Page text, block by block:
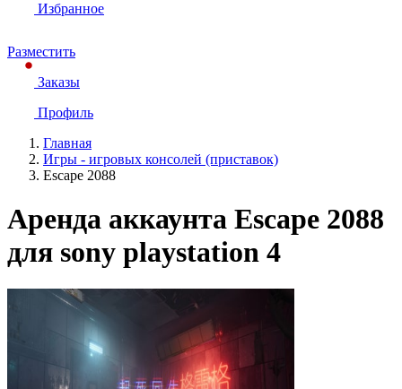
Избранное
Разместить
Заказы
Профиль
Главная
Игры - игровых консолей (приставок)
Escape 2088
Аренда аккаунта Escape 2088
для sony playstation 4